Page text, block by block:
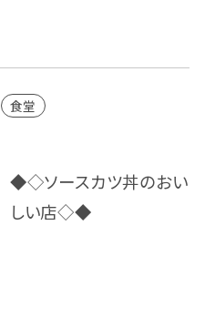
食堂
◆◇ソースカツ丼のおい
しい店◇◆